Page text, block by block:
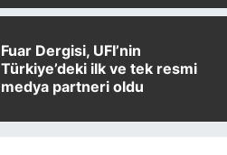
Fuar Dergisi, UFI’nin
Türkiye’deki ilk ve tek resmi
medya partneri oldu